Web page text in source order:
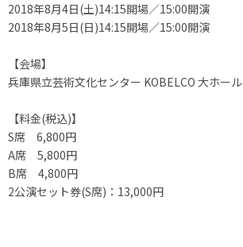
2018年8月4日(土)14:15開場／15:00開演
2018年8月5日(日)14:15開場／15:00開演
【会場】
兵庫県立芸術文化センター KOBELCO 大ホール
【料金(税込)】
S席 6,800円
A席 5,800円
B席 4,800円
2公演セット券(S席)：13,000円